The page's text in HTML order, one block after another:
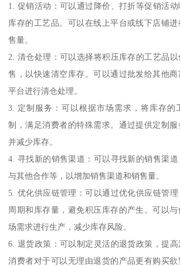
1. 促销活动：可以通过降价、打折等促销活
库存的工艺品。可以在线上平台或线下店铺
售量。
2. 清仓处理：可以选择将积压库存的工艺品
售，以快速清空库存。可以通过批发给其他
平台进行清仓处理。
3. 定制服务：可以根据市场需求，将库存的
制，满足消费者的特殊需求。通过提供定制
并减少库存。
4. 寻找新的销售渠道：可以寻找新的销售渠道
与其他合作等，以增加销售渠道和销售量。
5. 优化供应链管理：可以通过优化供应链管
周期和库存量，避免积压库存的产生。可以
场需求进行生产，减少库存风险。
6. 退货政策：可以制定灵活的退货政策，提高
消费者对于可以无理由退货的产品更有购买